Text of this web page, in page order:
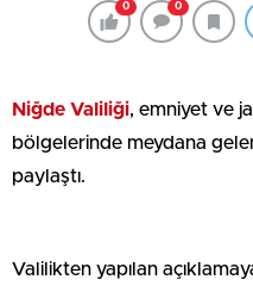
0 0
Niğde Valiliği, emniyet ve
bölgelerinde meydana
paylaştı.
Valilikten yapılan